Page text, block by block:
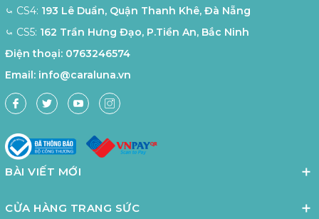
⤿ CS4: 193 Lê Duẩn, Quận Thanh Khê, Đà Nẵng
⤿ CS5: 162 Trần Hưng Đạo, P.Tiền An, Bắc Ninh
Điện thoại: 0763246574
Email: info@caraluna.vn
BÀI VIẾT MỚI
CỬA HÀNG TRANG SỨC